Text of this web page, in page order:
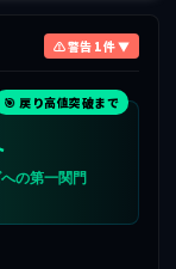
⚠ 警告 1 件 ▼
🎯 戻り高値突破まで
の第一関門